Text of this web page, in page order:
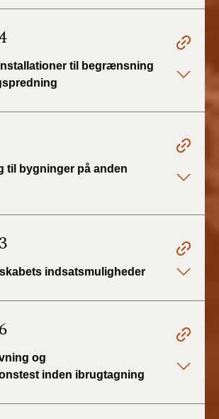
til begrænsning
til bygninger på anden
indsatsmuligheder
og
inden ibrugtagning